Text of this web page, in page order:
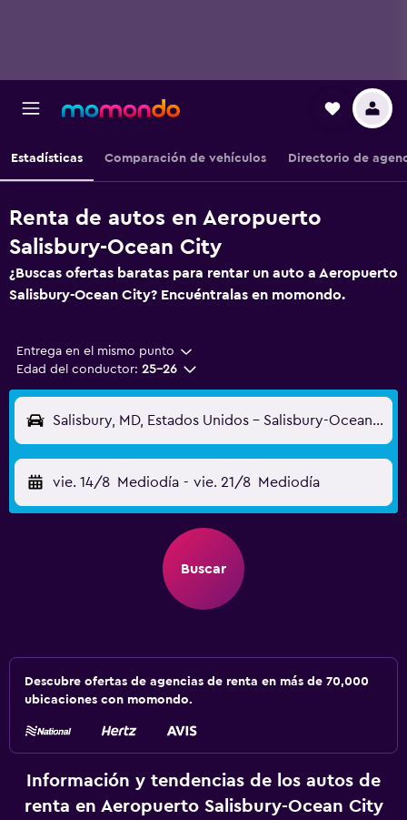
Estadísticas Comparación de vehículos Directorio de
Renta de autos en Aeropuerto
Salisbury-Ocean City
¿Buscas ofertas baratas para rentar un auto a Aeropuerto
Salisbury-Ocean City? Encuéntralas en momondo.
Entrega en el mismo punto
Edad del conductor: 25-26
Salisbury, MD, Estados Unidos - Salisbury-Ocean City (SBY)
vie. 14/8 Mediodía - vie. 21/8 Mediodía
Buscar
Descubre ofertas de agencias de renta en más de 70,000
ubicaciones con momondo.
Información y tendencias de los autos de
renta en Aeropuerto Salisbury-Ocean City